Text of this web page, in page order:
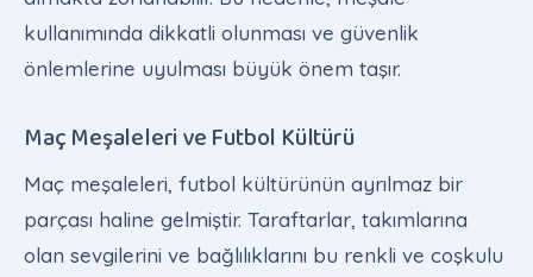
kullanımında dikkatli olunması ve güvenlik
önlemlerine uyulması büyük önem taşır.
Maç Meşaleleri ve Futbol Kültürü
Maç meşaleleri, futbol kültürünün ayrılmaz bir
parçası haline gelmiştir. Taraftarlar, takımlarına
olan sevgilerini ve bağlılıklarını bu renkli ve coşkulu